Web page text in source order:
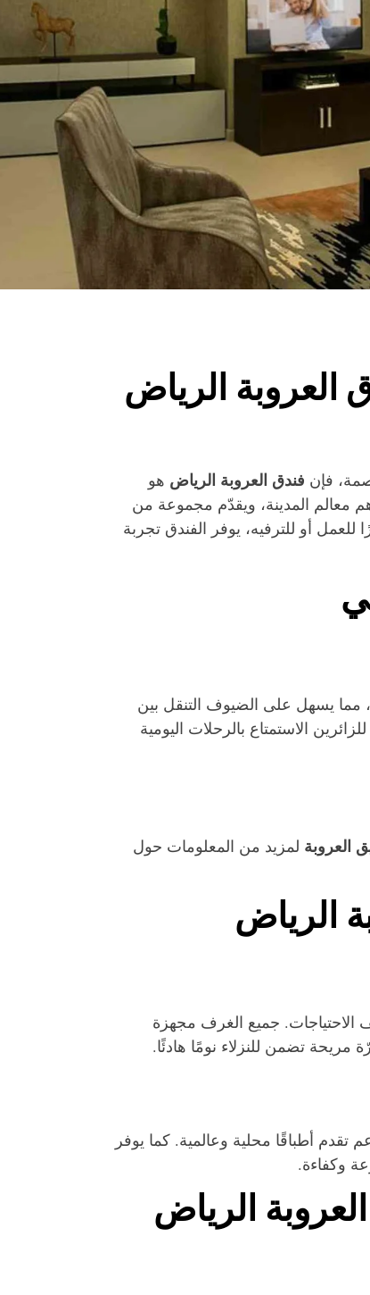
العروبة الرياض
فإن فندق العروبة الرياض هو
معالم المدينة، ويقدّم مجموعة من
أو للترفيه، يوفر الفندق تجربة
مما يسهل على الضيوف التنقل بين
الاستمتاع بالرحلات اليومية
العروبة لمزيد من المعلومات حول
الرياض
الاحتياجات. جميع الغرف مجهزة
مريحة تضمن للنزلاء نومًا هادئًا.
أطباقًا محلية وعالمية. كما يوفر
وكفاءة.
الرياض